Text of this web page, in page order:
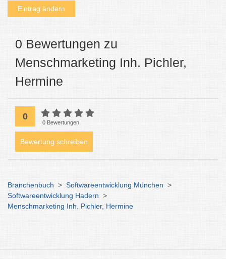
Eintrag ändern
0 Bewertungen zu
Menschmarketing Inh. Pichler,
Hermine
0
0 Bewertungen
Bewertung schreiben
Branchenbuch > Softwareentwicklung München >
Softwareentwicklung Hadern >
Menschmarketing Inh. Pichler, Hermine